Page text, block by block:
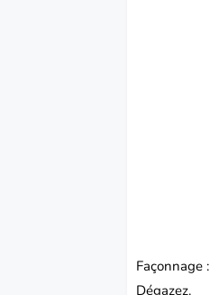
Façonnage :
Dégazez.